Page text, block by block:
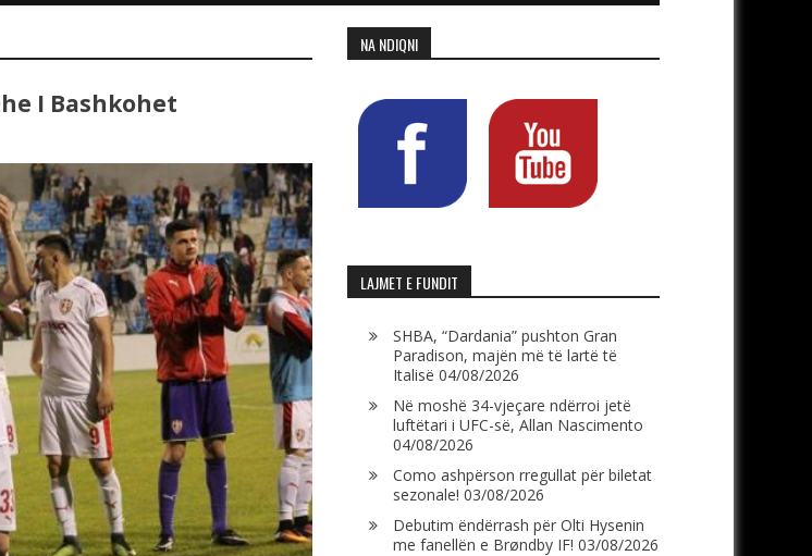
I Bashkohet
NA NDIQNI
LAJMET E FUNDIT
SHBA, “Dardania” pushton Gran
Paradison, majën më të lartë të
Italisë 04/08/2026
Në moshë 34-vjeçare ndërroi jetë
luftëtari i UFC-së, Allan Nascimento
04/08/2026
Como ashpërson rregullat për biletat
sezonale! 03/08/2026
Debutim ëndërrash për Olti Hysenin
me fanellën e Brøndby IF! 03/08/2026